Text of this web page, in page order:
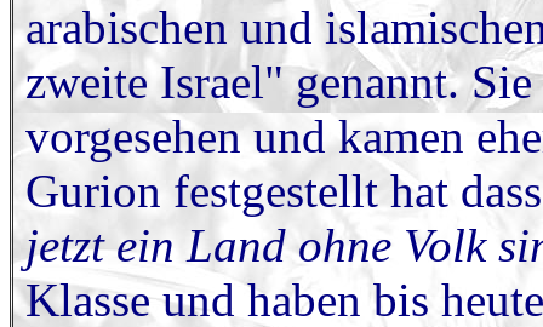
arabischen und
zweite Israel" genannt.
vorgesehen und kamen
Gurion festgestellt hat
jetzt ein Land ohne Volk
Klasse und haben bis